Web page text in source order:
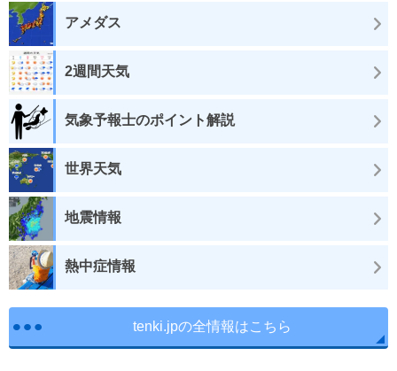
アメダス
2週間天気
気象予報士のポイント解説
世界天気
地震情報
熱中症情報
tenki.jpの全情報はこちら